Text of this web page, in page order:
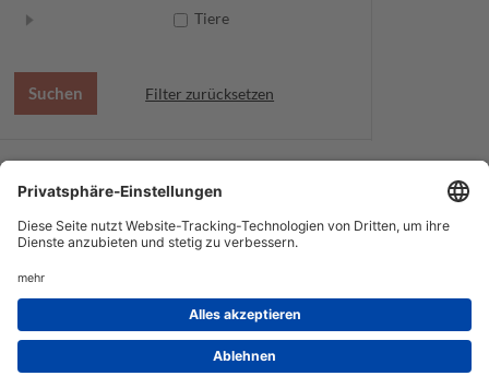
Tiere
Filter zurücksetzen
Datenschutz
Service